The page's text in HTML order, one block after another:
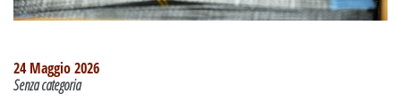
24 Maggio 2026
Senza categoria